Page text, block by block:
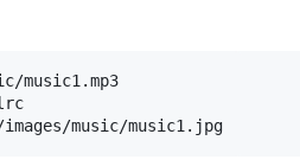
music1.mp3